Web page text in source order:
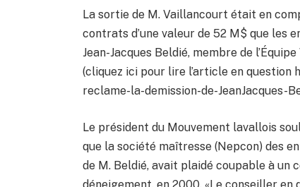
La sortie de M. Vaillancourt était en
contrats d’une valeur de 52 M$ que
Jean-Jacques Beldié, membre de
(cliquez ici pour lire l’article en
reclame-la-demission-de-JeanJacques-
Le président du Mouvement lavallois
que la société maîtresse (Nepcon) des
de M. Beldié, avait plaidé coupable à un